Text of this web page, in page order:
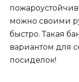
можно своими
быстро. Такая
вариантом для
посиделок!